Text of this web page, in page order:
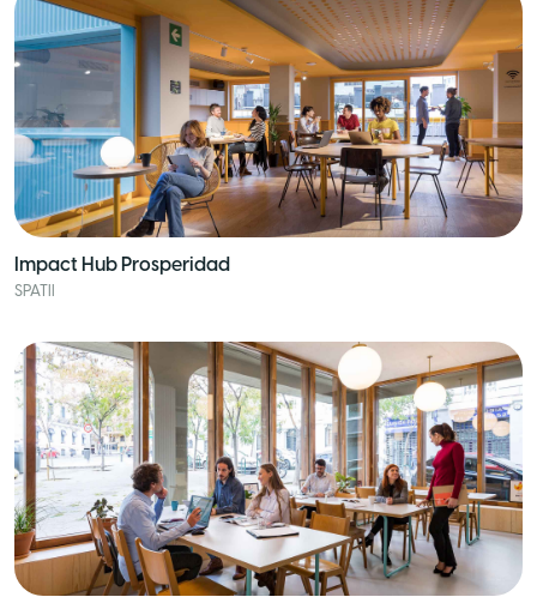
Impact Hub Prosperidad
SPATII